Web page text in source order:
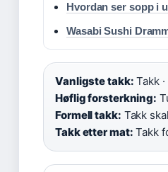
Hvordan ser sopp i
Wasabi Sushi
Vanligste takk: Takk ·
Høflig forsterkning:
Formell takk: Takk
Takk etter mat: Takk